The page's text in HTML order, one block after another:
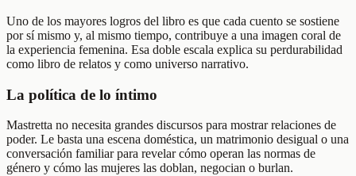
Uno de los mayores logros del libro es que cada cuento se sostiene
por sí mismo y, al mismo tiempo, contribuye a una imagen coral de
la experiencia femenina. Esa doble escala explica su perdurabilidad
como libro de relatos y como universo narrativo.
La política de lo íntimo
Mastretta no necesita grandes discursos para mostrar relaciones de
poder. Le basta una escena doméstica, un matrimonio desigual o una
conversación familiar para revelar cómo operan las normas de
género y cómo las mujeres las doblan, negocian o burlan.